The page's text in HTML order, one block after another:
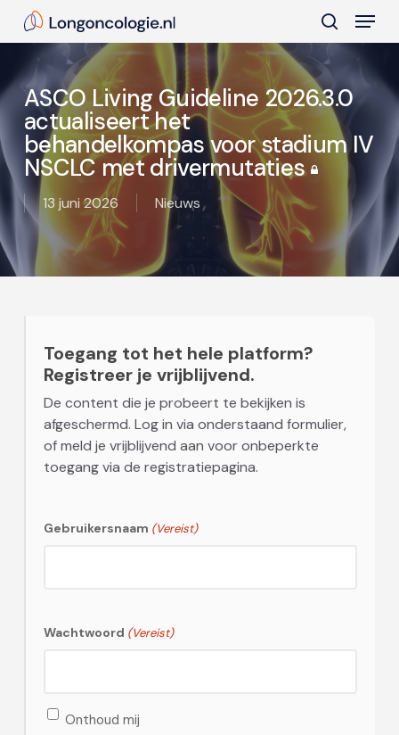
content
search
Menu
ASCO Living Guideline 2026.3.0
actualiseert het
behandelkompas voor stadium IV
NSCLC met drivermutaties
13 juni 2026 Nieuws
Toegang tot het hele platform?
Registreer je vrijblijvend.
De content die je probeert te bekijken is
afgeschermd. Log in via onderstaand formulier,
of meld je vrijblijvend aan voor onbeperkte
toegang via de registratiepagina.
Gebruikersnaam (Vereist)
Wachtwoord (Vereist)
Onthoud mij
Close
Menu